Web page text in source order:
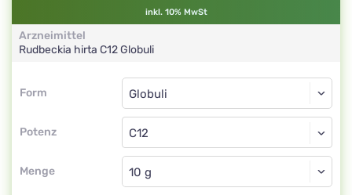
inkl. 10% MwSt
Arzneimittel
Rudbeckia hirta C12Globuli
Form
Form
Potenz
Globuli
C12
Menge
Globuli